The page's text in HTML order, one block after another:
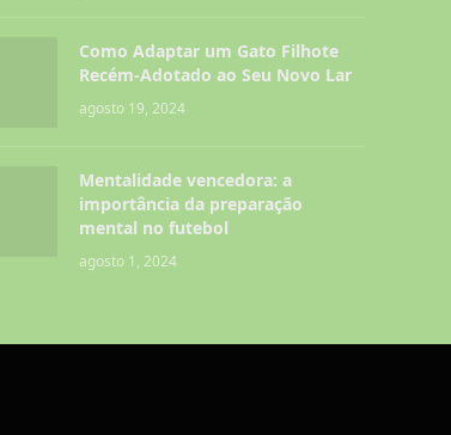
Como Adaptar um Gato Filhote
Recém-Adotado ao Seu Novo Lar
agosto 19, 2024
Mentalidade vencedora: a
importância da preparação
mental no futebol
agosto 1, 2024